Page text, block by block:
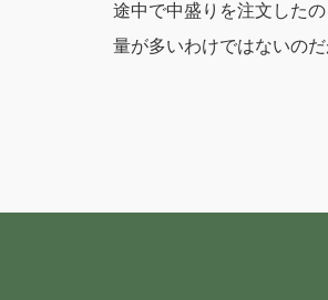
途中で中盛りを注文した
量が多いわけではないの